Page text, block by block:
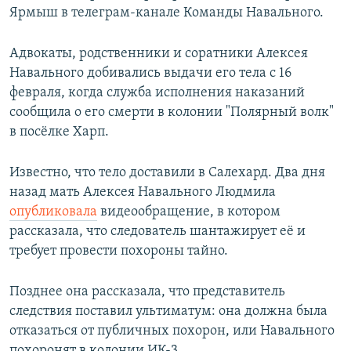
Ярмыш в телеграм-канале Команды Навального.
Адвокаты, родственники и соратники Алексея
Навального добивались выдачи его тела с 16
февраля, когда служба исполнения наказаний
сообщила о его смерти в колонии "Полярный волк"
в посёлке Харп.
Известно, что тело доставили в Салехард. Два дня
назад мать Алексея Навального Людмила
опубликовала видеообращение, в котором
рассказала, что следователь шантажирует её и
требует провести похороны тайно.
Позднее она рассказала, что представитель
следствия поставил ультиматум: она должна была
отказаться от публичных похорон, или Навального